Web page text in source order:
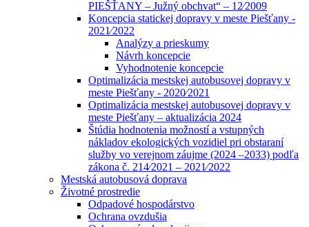
PIEŠŤANY – Južný obchvat“ – 12⁄2009
Koncepcia statickej dopravy v meste Piešťany -
2021⁄2022
Analýzy a prieskumy
Návrh koncepcie
Vyhodnotenie koncepcie
Optimalizácia mestskej autobusovej dopravy v
meste Piešťany - 2020⁄2021
Optimalizácia mestskej autobusovej dopravy v
meste Piešťany – aktualizácia 2024
Štúdia hodnotenia možností a vstupných
nákladov ekologických vozidiel pri obstaraní
služby vo verejnom záujme (2024 –2033) podľa
zákona č. 214⁄2021 – 2021⁄2022
Mestská autobusová doprava
Životné prostredie
Odpadové hospodárstvo
Ochrana ovzdušia